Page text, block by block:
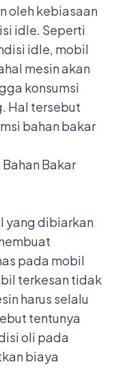
oleh kebiasaan
idle. Seperti
idle, mobil
mesin akan
konsumsi
Hal tersebut
bahan bakar
Bakar
yang dibiarkan
pada mobil
terkesan tidak
harus selalu
tentunya
oli pada
biaya